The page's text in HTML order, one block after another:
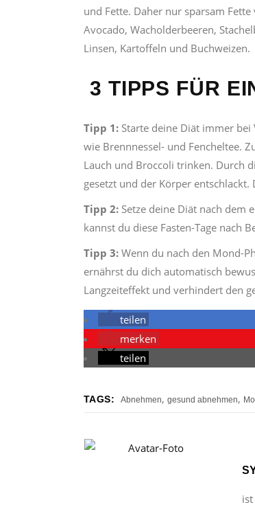
und Fette. Daher nur sparsam
Avocado, Wacholderbeeren,
Linsen, Kartoffeln und Buchweizen.
3 TIPPS FÜR
Tipp 1: Starte deine Diät immer bei
wie Brennnessel- und Fencheltee.
Lauch und Broccoli trinken. Durch
gesetzt und der Körper
Tipp 2: Setze deine Diät nach dem
kannst du diese Fasten-Tage nach
Tipp 3: Wenn du nach den Mond-
ernährst du dich automatisch
Langzeiteffekt und verhindert den
teilen
merken
teilen
TAGS: Abnehmen,gesund abnehmen,